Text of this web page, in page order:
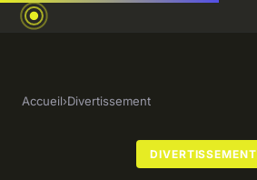
Accueil›Divertissement
DIVERTISSEMENT